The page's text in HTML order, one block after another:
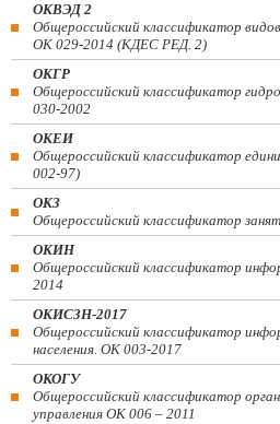
ОКВЭД 2
Общероссийский классификатор
ОК 029-2014 (КДЕС РЕД. 2)
ОКГР
Общероссийский классификатор
030-2002
ОКЕИ
Общероссийский классификатор
002-97)
ОКЗ
Общероссийский классификатор
ОКИН
Общероссийский классификатор
2014
ОКИСЗН-2017
Общероссийский классификатор
населения. ОК 003-2017
ОКОГУ
Общероссийский классификатор
управления ОК 006 – 2011